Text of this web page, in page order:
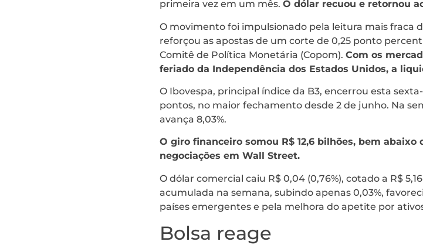
primeira vez em um mês. O dólar recuou e retornou
O movimento foi impulsionado pela leitura mais fraca
reforçou as apostas de um corte de 0,25 ponto
Comitê de Política Monetária (Copom). Com os
feriado da Independência dos Estados Unidos, a
O Ibovespa, principal índice da B3, encerrou esta
pontos, no maior fechamento desde 2 de junho. Na
avança 8,03%.
O giro financeiro somou R$ 12,6 bilhões, bem
negociações em Wall Street.
O dólar comercial caiu R$ 0,04 (0,76%), cotado a R$
acumulada na semana, subindo apenas 0,03%,
países emergentes e pela melhora do apetite por
Bolsa reage